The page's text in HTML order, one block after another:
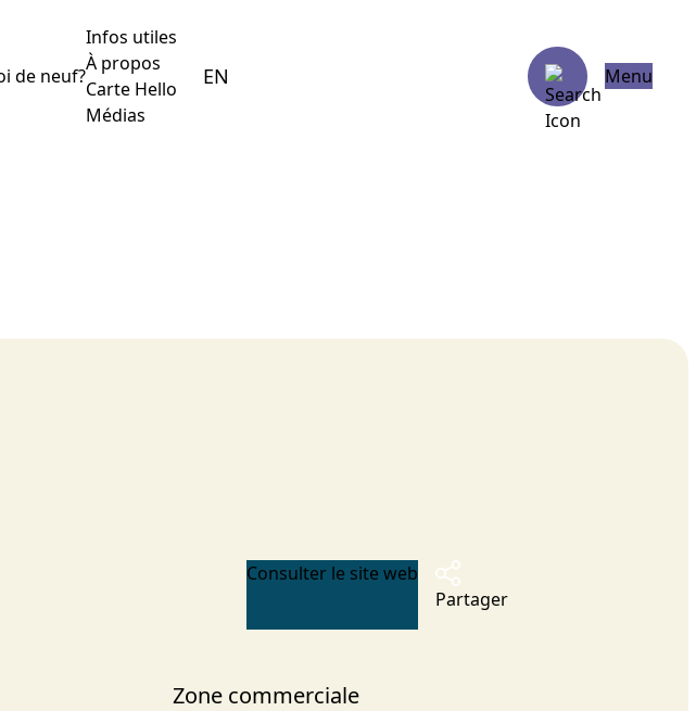
de neuf?
Infos utiles
À propos
Carte Hello
Médias
EN Menu
Consulter le site web
Partager
Zone commerciale